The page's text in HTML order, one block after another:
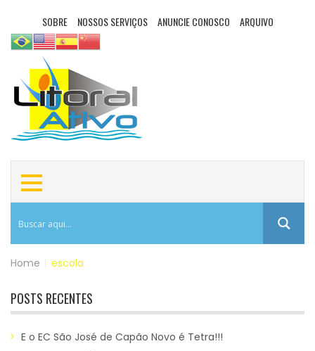
SOBRE NOSSOS SERVIÇOS ANUNCIE CONOSCO ARQUIVO
Home escola
POSTS RECENTES
E o EC São José de Capão Novo é Tetra!!!